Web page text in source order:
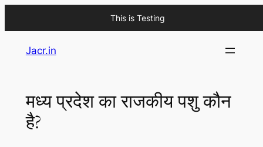
This is Testing
Jacr.in
मध्य प्रदेश का राजकीय पशु कौन
है?